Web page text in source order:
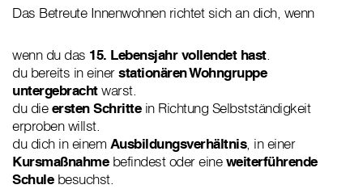
Das Betreute Innenwohnen richtet sich an dich, wenn
wenn du das 15. Lebensjahr vollendet hast.
du bereits in einerstationären Wohngruppe
untergebrachtwarst.
du dieersten Schrittein Richtung Selbstständigkeit
erproben willst.
du dich in einem Ausbildungsverhältnis, in einer
Kursmaßnahmebefindest oder eineweiterführende
Schulebesuchst.